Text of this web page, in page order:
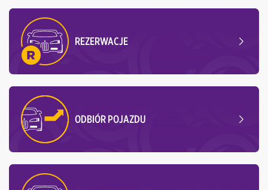
REZERWACJE
ODBIÓR POJAZDU